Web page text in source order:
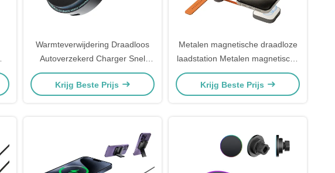
Warmteverwijdering Draadloos
Autoverzekerd Charger Snel
opladen Eenhandse bediening
Krijg Beste Prijs
Metalen magnetische draadloze
laadstation Metalen magnetische
2 in 1 Magsafe Multi Charger
Krijg Beste Prijs